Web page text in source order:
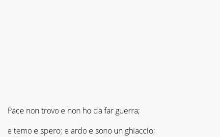
Pace non trovo e non ho da far guerra;
e temo e spero; e ardo e sono un ghiaccio;